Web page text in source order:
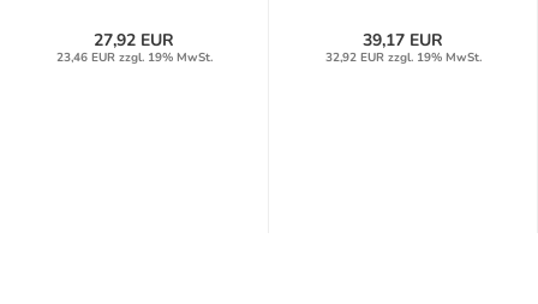
27,92 EUR
23,46 EUR zzgl. 19% MwSt.
39,17 EUR
32,92 EUR zzgl. 19% MwSt.